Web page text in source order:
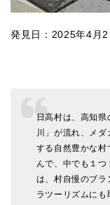
発見日：2025年4月
日高村は、高知
川」が流れ、メ
する自然豊かな村
んで、中でも１つ
は、村自慢のブラ
ラツーリズムにも